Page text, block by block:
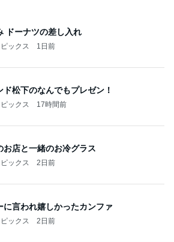
ドーナツの差し入れ
ックス 1日前
ド松下のなんでもプレゼン！
ックス 17時間前
お店と一緒のお冷グラス
ックス 2日前
に言われ嬉しかったカンファ
ックス 2日前